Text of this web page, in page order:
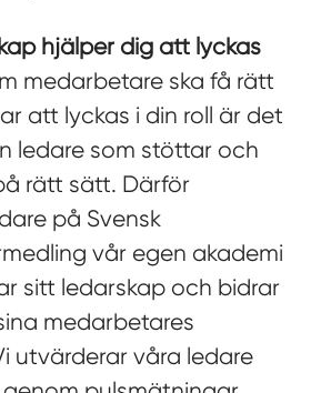
hjälper dig att lyckas
medarbetare ska få rätt
att lyckas i din roll är det
ledare som stöttar och
rätt sätt. Därför
på Svensk
vår egen akademi
sitt ledarskap och bidrar
medarbetares
utvärderar våra ledare